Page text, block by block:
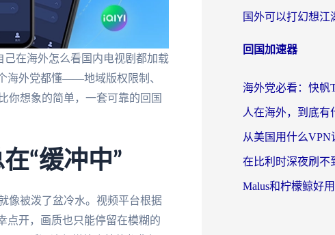
在海外怎么看国内电视剧都加载
海外党都懂——地域版权限制、
你想象的简单，一套可靠的回国
“缓冲中”
像被泼了盆冷水。视频平台根据
点开，画质也只能停留在模糊的
回国加速器